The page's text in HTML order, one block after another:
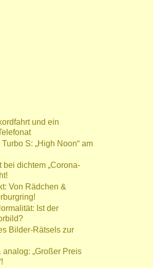
und ein
S: „High Noon“ am
bei dichtem „Corona-
Von Rädchen &
Ist der
Bilder-Rätsels zur
analog: „Großer Preis